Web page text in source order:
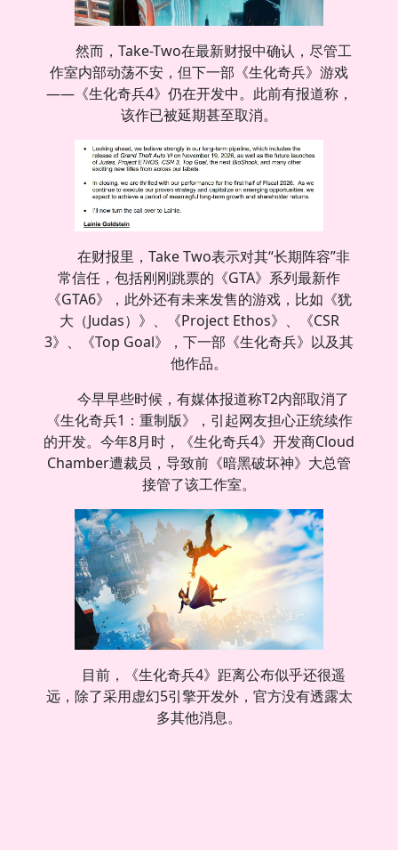
然而，Take-Two在最新财报中确认，尽管工
作室内部动荡不安，但下一部《生化奇兵》游戏
——《生化奇兵4》仍在开发中。此前有报道称，
该作已被延期甚至取消。
在财报里，Take Two表示对其“长期阵容”非
常信任，包括刚刚跳票的《GTA》系列最新作
《GTA6》，此外还有未来发售的游戏，比如《犹
大（Judas）》、《Project Ethos》、《CSR
3》、《Top Goal》，下一部《生化奇兵》以及其
他作品。
今早早些时候，有媒体报道称T2内部取消了
《生化奇兵1：重制版》，引起网友担心正统续作
的开发。今年8月时，《生化奇兵4》开发商Cloud
Chamber遭裁员，导致前《暗黑破坏神》大总管
接管了该工作室。
目前，《生化奇兵4》距离公布似乎还很遥
远，除了采用虚幻5引擎开发外，官方没有透露太
多其他消息。